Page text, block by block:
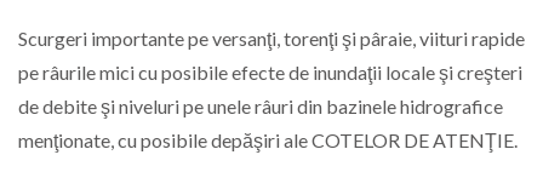
Scurgeri importante pe versanţi, torenţi şi pâraie, viituri rapide
pe râurile mici cu posibile efecte de inundaţii locale şi creşteri
de debite şi niveluri pe unele râuri din bazinele hidrografice
menţionate, cu posibile depăşiri ale COTELOR DE ATENŢIE.